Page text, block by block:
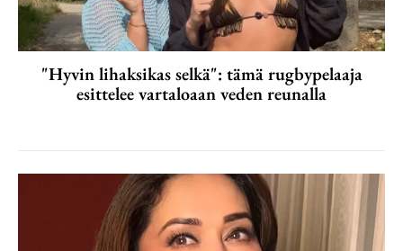
"Hyvin lihaksikas selkä": tämä rugbypelaaja
esittelee vartaloaan veden reunalla